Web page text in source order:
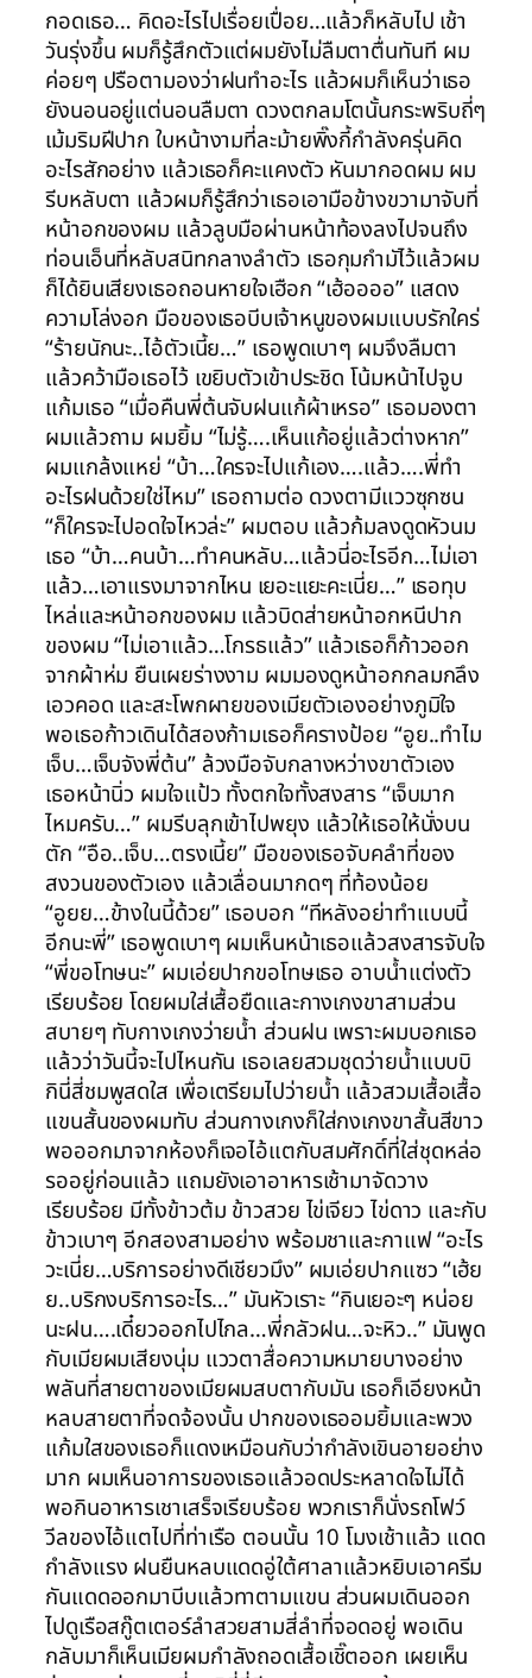
กอดเธอ… คิดอะไรไปเรื่อยเปื่อย…แล้วก็หลับไป เช้า
วันรุ่งขึ้น ผมก็รู้สึกตัวแต่ผมยังไม่ลืมตาตื่นทันที ผม
ค่อยๆ ปรือตามองว่าฝนทำอะไร แล้วผมก็เห็นว่าเธอ
ยังนอนอยู่แต่นอนลืมตา ดวงตกลมโตนั้นกระพริบถี่ๆ
เม้มริมฝีปาก ใบหน้างามที่ละม้ายพิ๊งกี้กำลังครุ่นคิด
อะไรสักอย่าง แล้วเธอก็คะแคงตัว หันมากอดผม ผม
รีบหลับตา แล้วผมก็รู้สึกว่าเธอเอามือข้างขวามาจับที่
หน้าอกของผม แล้วลูบมือผ่านหน้าท้องลงไปจนถึง
ท่อนเอ็นที่หลับสนิทกลางลำตัว เธอกุมกำมัไว้แล้วผม
ก็ได้ยินเสียงเธอถอนหายใจเฮือก “เฮ้ออออ” แสดง
ความโล่งอก มือของเธอบีบเจ้าหนูของผมแบบรักใคร่
“ร้ายนักนะ..ไอ้ตัวเนี้ย…” เธอพูดเบาๆ ผมจึงลืมตา
แล้วคว้ามือเธอไว้ เขยิบตัวเข้าประชิด โน้มหน้าไปจูบ
แก้มเธอ “เมื่อคืนพี่ต้นจับฝนแก้ผ้าเหรอ” เธอมองตา
ผมแล้วถาม ผมยิ้ม “ไม่รู้….เห็นแก้อยู่แล้วต่างหาก”
ผมแกล้งแหย่ “บ้า…ใครจะไปแก้เอง….แล้ว….พี่ทำ
อะไรฝนด้วยใช่ไหม” เธอถามต่อ ดวงตามีแววซุกซน
“ก็ใครจะไปอดใจไหวล่ะ” ผมตอบ แล้วก้มลงดูดหัวนม
เธอ “บ้า…คนบ้า…ทำคนหลับ…แล้วนี่อะไรอีก…ไม่เอา
แล้ว…เอาแรงมาจากไหน เยอะแยะคะเนี่ย…” เธอทุบ
ไหล่และหน้าอกของผม แล้วบิดส่ายหน้าอกหนีปาก
ของผม “ไม่เอาแล้ว…โกรธแล้ว” แล้วเธอก็ก้าวออก
จากผ้าห่ม ยืนเผยร่างงาม ผมมองดูหน้าอกกลมกลึง
เอวคอด และสะโพกผายของเมียตัวเองอย่างภูมิใจ
พอเธอก้าวเดินได้สองก้ามเธอก็ครางป้อย “อูย..ทำไม
เจ็บ…เจ็บจังพี่ต้น” ล้วงมือจับกลางหว่างขาตัวเอง
เธอหน้านิ่ว ผมใจแป้ว ทั้งตกใจทั้งสงสาร “เจ็บมาก
ไหมครับ…” ผมรีบลุกเข้าไปพยุง แล้วให้เธอให้นั่งบน
ตัก “อือ..เจ็บ…ตรงเนี้ย” มือของเธอจับคลำที่ของ
สงวนของตัวเอง แล้วเลื่อนมากดๆ ที่ท้องน้อย
“อูยย…ข้างในนี้ด้วย” เธอบอก “ทีหลังอย่าทำแบบนี้
อีกนะพี่” เธอพูดเบาๆ ผมเห็นหน้าเธอแล้วสงสารจับใจ
“พี่ขอโทษนะ” ผมเอ่ยปากขอโทษเธอ อาบน้ำแต่งตัว
เรียบร้อย โดยผมใส่เสื้อยืดและกางเกงขาสามส่วน
สบายๆ ทับกางเกงว่ายน้ำ ส่วนฝน เพราะผมบอกเธอ
แล้วว่าวันนี้จะไปไหนกัน เธอเลยสวมชุดว่ายน้ำแบบบิ
กินี่สี่ชมพูสดใส เพื่อเตรียมไปว่ายน้ำ แล้วสวมเสื้อเสื้อ
แขนสั้นของผมทับ ส่วนกางเกงก็ใส่กงเกงขาสั้นสีขาว
พอออกมาจากห้องก็เจอไอ้แตกับสมศักดิ์ที่ใส่ชุดหล่อ
รออยู่ก่อนแล้ว แถมยังเอาอาหารเช้ามาจัดวาง
เรียบร้อย มีทั้งข้าวต้ม ข้าวสวย ไข่เจียว ไข่ดาว และกับ
ข้าวเบาๆ อีกสองสามอย่าง พร้อมชาและกาแฟ “อะไร
วะเนี่ย…บริการอย่างดีเชียวมึง” ผมเอ่ยปากแซว “เฮ้ย
ย..บริกงบริการอะไร…” มันหัวเราะ “กินเยอะๆ หน่อย
นะฝน….เดี๋ยวออกไปไกล…พี่กลัวฝน…จะหิว..” มันพูด
กับเมียผมเสียงนุ่ม แววตาสื่อความหมายบางอย่าง
พลันที่สายตาของเมียผมสบตากับมัน เธอก็เอียงหน้า
หลบสายตาที่จดจ้องนั้น ปากของเธออมยิ้มและพวง
แก้มใสของเธอก็แดงเหมือนกับว่ากำลังเขินอายอย่าง
มาก ผมเห็นอาการของเธอแล้วอดประหลาดใจไม่ได้
พอกินอาหารเชาเสร็จเรียบร้อย พวกเราก็นั่งรถโฟว์
วีลของไอ้แตไปที่ท่าเรือ ตอนนั้น 10 โมงเช้าแล้ว แดด
กำลังแรง ฝนยืนหลบแดดอู่ใต้ศาลาแล้วหยิบเอาครีม
กันแดดออกมาบีบแล้วทาตามแขน ส่วนผมเดินออก
ไปดูเรือสกู๊ตเตอร์ลำสวยสามสี่ลำที่จอดอยู่ พอเดิน
กลับมาก็เห็นเมียผมกำลังถอดเสื้อเชิ๊ตออก เผยเห็น